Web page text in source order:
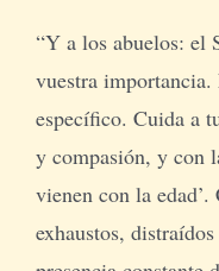
“Y a los abuelos: el
vuestra
específico. Cuida a
y compasión, y con
vienen con la edad’.
exhaustos,